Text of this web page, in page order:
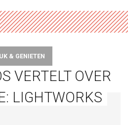
& GENIETEN
VERTELT OVER
LIGHTWORKS